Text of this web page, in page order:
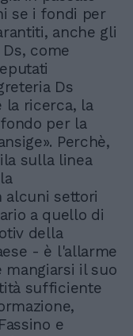
se i fondi per
anche gli
come
Ds
la ricerca, la
per la
Perchè,
sulla linea
alcuni settori
a quello di
della
- è l'allarme
mangiarsi il suo
sufficiente
e